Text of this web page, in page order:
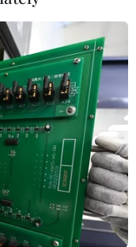
Vietnam+)